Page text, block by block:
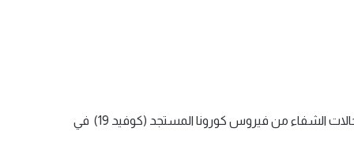
أثارت أرقام التعافي من كورونا أجواء تفاؤلية في أوساط دول مجلس التعاون الحليجي و أعلن مجلس الصحة لدول المجلس إن عدد حالات الشفاء من فيروس كورونا المستجد (كوفيد 19) في